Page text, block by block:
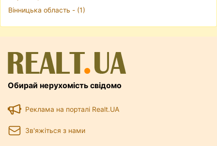
Вінницька область - (1)
Обирай нерухомість свідомо
Реклама на порталі Realt.UA
Зв'яжіться з нами